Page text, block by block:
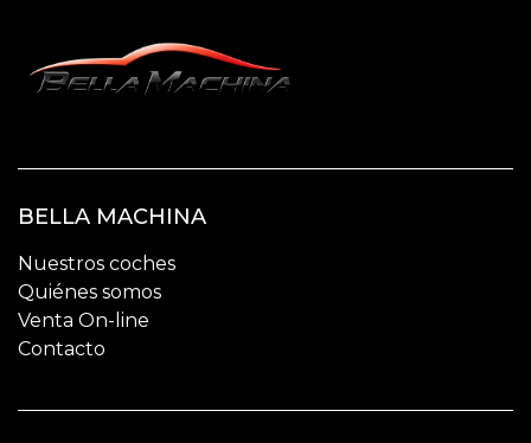
BELLA MACHINA
Nuestros coches
Quiénes somos
Venta On-line
Contacto